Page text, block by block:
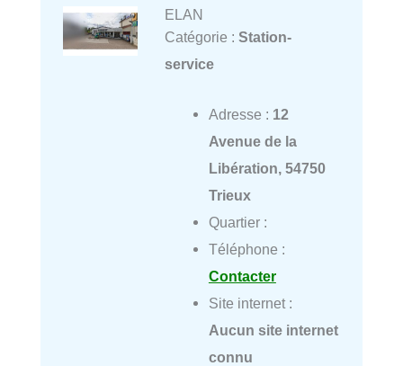
ELAN
Catégorie : Station-
service
Adresse : 12
Avenue de la
Libération, 54750
Trieux
Quartier :
Téléphone :
Contacter
Site internet :
Aucun site internet
connu